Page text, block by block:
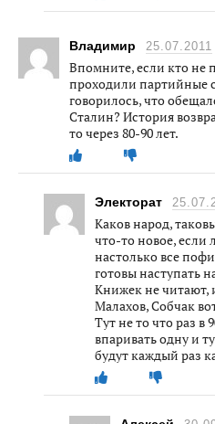
Владимир 25.07.2011
Впомните, если кто не
проходили партийные
говорилось, что
Сталин? История
то через 80-90 лет.
Электорат
Каков народ,
что-то новое,
настолько все
готовы наступать
Книжек не читают,
Малахов, Собчак
Тут не то что раз в
впаривать одну и
будут каждый раз